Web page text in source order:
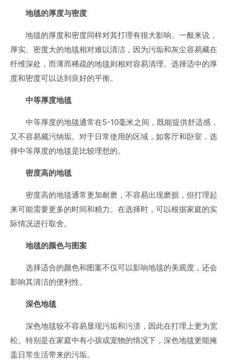
地毯的厚度与密度
地毯的厚度和密度同样对其打理有很大影响。一般来说，
厚实、密度大的地毯相对难以清洁，因为污垢和灰尘容易藏在
纤维深处，而薄而稀疏的地毯则相对容易清理。选择适中的厚
度和密度可以达到良好的平衡。
中等厚度地毯
中等厚度的地毯通常在5-10毫米之间，既能提供舒适感，
又不容易藏污纳垢。对于日常使用的区域，如客厅和卧室，选
择中等厚度的地毯是比较理想的。
密度高的地毯
密度高的地毯通常更加耐磨，不容易出现磨损，但打理起
来可能需要更多的时间和精力。在选择时，可以根据家庭的实
际情况进行取舍。
地毯的颜色与图案
选择适合的颜色和图案不仅可以影响地毯的美观度，还会
影响其清洁的便利性。
深色地毯
深色地毯较不容易显现污垢和污渍，因此在打理上更为宽
松。特别是在家庭中有小孩或宠物的情况下，深色地毯更能掩
盖日常生活带来的污垢。